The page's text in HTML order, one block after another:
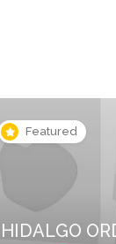
Featured
HIDALGO